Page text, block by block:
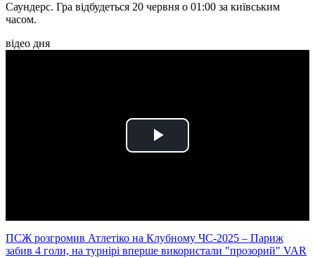
Саундерс. Гра відбудеться 20 червня о 01:00 за київським
часом.
відео дня
Play
ПСЖ розгромив Атлетіко на Клубному ЧС-2025 – Париж
забив 4 голи, на турнірі вперше використали "прозорий" VAR